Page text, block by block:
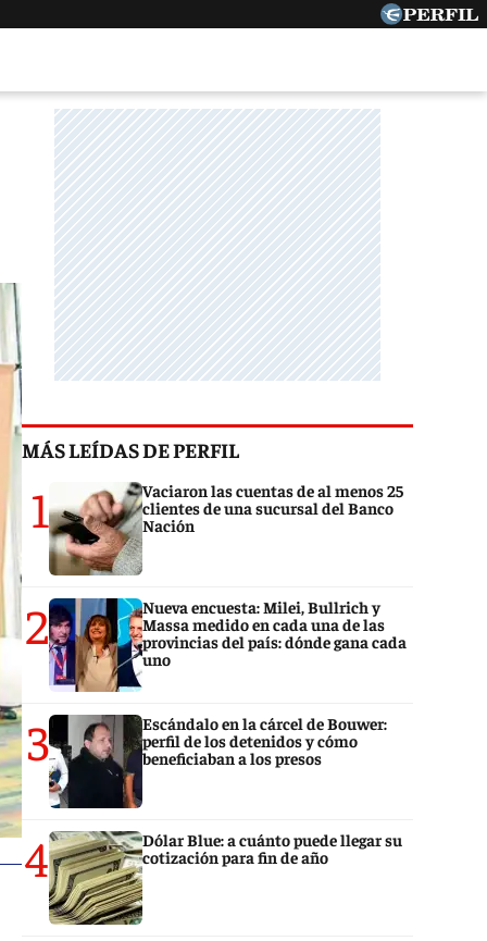
MÁS LEÍDAS DE PERFIL
1
Vaciaron las cuentas de al menos 25
clientes de una sucursal del Banco
Nación
2
Nueva encuesta: Milei, Bullrich y
Massa medido en cada una de las
provincias del país: dónde gana cada
uno
3
Escándalo en la cárcel de Bouwer:
perfil de los detenidos y cómo
beneficiaban a los presos
4
Dólar Blue: a cuánto puede llegar su
cotización para fin de año